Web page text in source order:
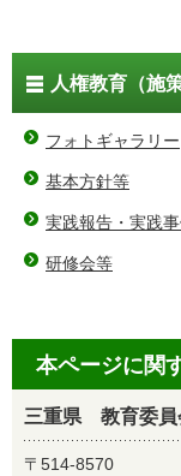
人権教育（施
フォトギャラリー
基本方針等
実践報告・実践
研修会等
本ページに関
三重県 教育委
〒514-8570